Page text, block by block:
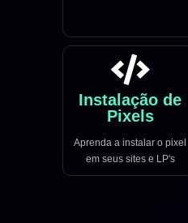
Instalação de
Pixels
Aprenda a instalar o pixel
em seus sites e LP's